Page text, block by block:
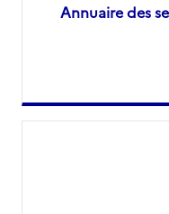
Annuaire des